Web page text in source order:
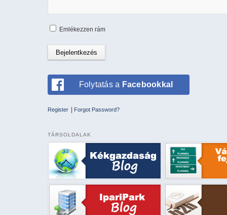
Emlékezzen rám
Folytatás a Facebookkal
Register Forgot Password?
TÁRSOLDALAK